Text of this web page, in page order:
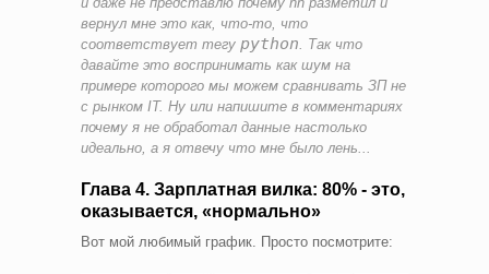
вернул мне это как, что-то, что
соответствует тегу python. Так что
давайте это воспринимать как шум на
примере которого мы можем сравнивать ЗП не
с рынком IT. Ну или напишите в комментариях
почему я не обработал данные настолько
идеально, а я отвечу что мне было лень...
Глава 4. Зарплатная вилка: 80% - это,
оказывается, «нормально»
Вот мой любимый график. Просто посмотрите: